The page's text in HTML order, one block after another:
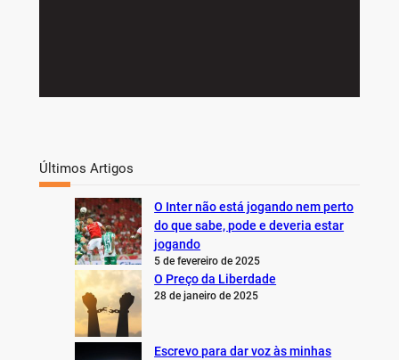
Últimos Artigos
O Inter não está jogando nem perto
do que sabe, pode e deveria estar
jogando
5 de fevereiro de 2025
O Preço da Liberdade
28 de janeiro de 2025
Escrevo para dar voz às minhas